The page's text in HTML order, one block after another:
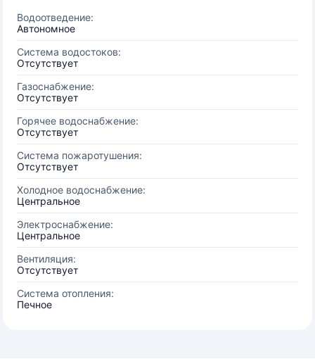
Водоотведение:
Автономное
Система водостоков:
Отсутствует
Газоснабжение:
Отсутствует
Горячее водоснабжение:
Отсутствует
Система пожаротушения:
Отсутствует
Холодное водоснабжение:
Центральное
Электроснабжение:
Центральное
Вентиляция:
Отсутствует
Система отопления:
Печное